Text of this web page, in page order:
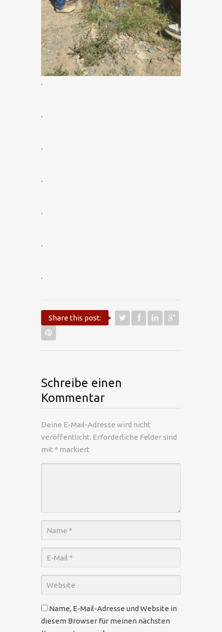
.
.
.
.
.
.
.
Share this post:
Schreibe einen
Kommentar
Deine E-Mail-Adresse wird nicht
veröffentlicht. Erforderliche Felder sind
mit * markiert
Name, E-Mail-Adresse und Website in
diesem Browser für meinen nächsten